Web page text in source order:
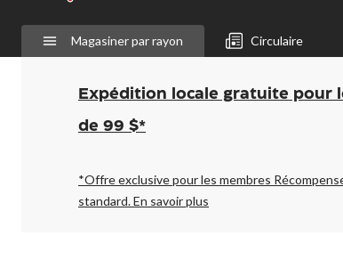
est
Leduc,
AB,
Ouvert,
Fermeture
à
pour
changer
Magasiner par rayon Circulaire
Expédition locale gratuite pour
de 99 $*
*Offre exclusive pour les membres
standard.En savoir plus